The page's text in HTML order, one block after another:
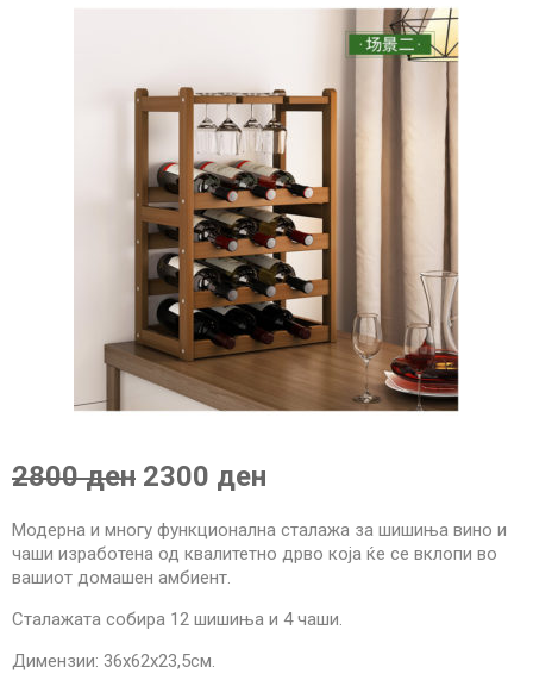
2800 ден 2300 ден
Модерна и многу функционална сталажа за шишиња вино и
чаши изработена од квалитетно дрво која ќе се вклопи во
вашиот домашен амбиент.
Сталажата собира 12 шишиња и 4 чаши.
Димензии: 36х62х23,5см.